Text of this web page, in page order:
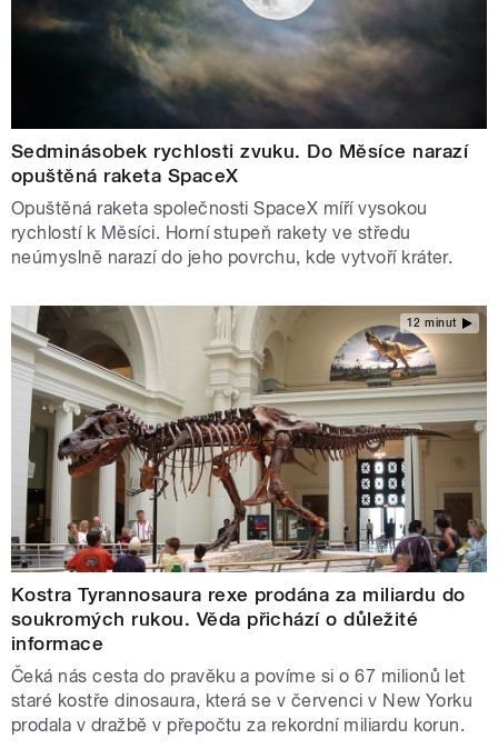
Sedminásobek rychlosti zvuku. Do Měsíce narazí
opuštěná raketa SpaceX
Opuštěná raketa společnosti SpaceX míří vysokou
rychlostí k Měsíci. Horní stupeň rakety ve středu
neúmyslně narazí do jeho povrchu, kde vytvoří kráter.
12 minut
Kostra Tyrannosaura rexe prodána za miliardu do
soukromých rukou. Věda přichází o důležité
informace
Čeká nás cesta do pravěku a povíme si o 67 milionů let
staré kostře dinosaura, která se v červenci v New Yorku
prodala v dražbě v přepočtu za rekordní miliardu korun.